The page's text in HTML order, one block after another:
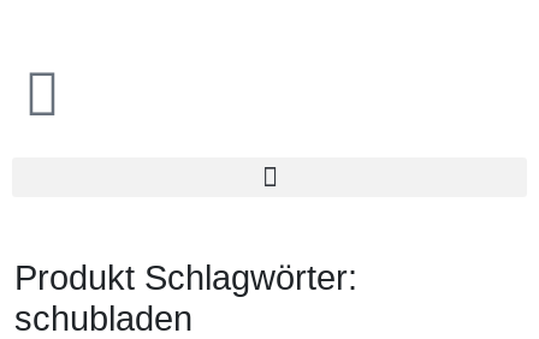
Produkt Schlagwörter:
schubladen